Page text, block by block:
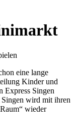
eine lange
Kinder und
Express Singen
Singen wird mit ihren
wieder